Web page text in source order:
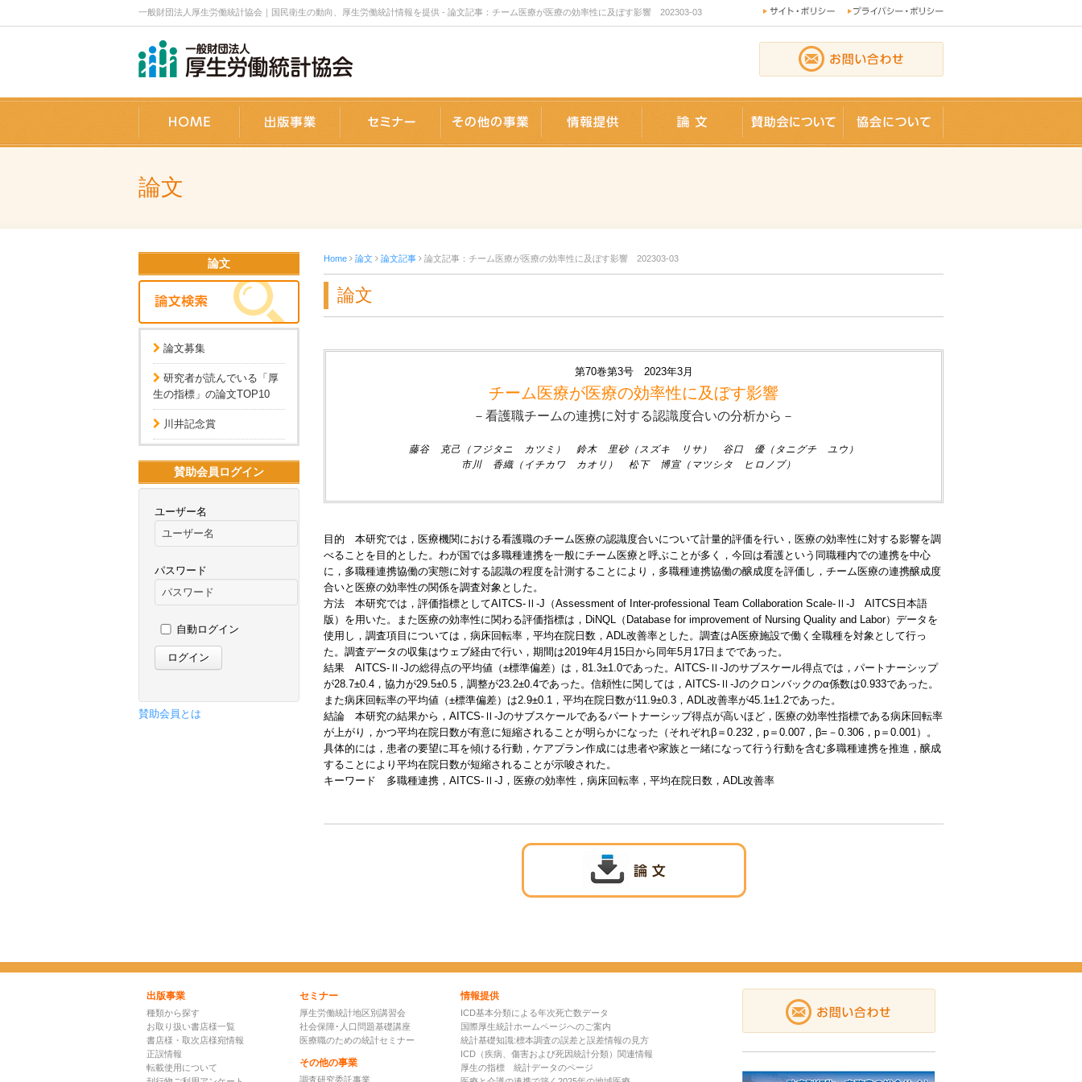
一般財団法人厚生労働統計協会｜国民衛生の動向、厚生労働統計情報を提供 - 論文記事：チーム医療が医療の効率性に及ぼす影響 202303-03
ホーム 出版事業 セミナー 事業内容 情報提供 論文 賛助会員 協会について
論文
論文
論文募集
研究者が読んでいる「厚
生の指標」の論文TOP10
川井記念賞
賛助会員ログイン
ユーザー名
パスワード
自動ログイン
賛助会員とは
Home 論文 論文記事 論文記事：チーム医療が医療の効率性に及ぼす影響 202303-03
論文
第70巻第3号 2023年3月
チーム医療が医療の効率性に及ぼす影響
－看護職チームの連携に対する認識度合いの分析から－
藤谷 克己（フジタニ カツミ） 鈴木 里砂（スズキ リサ） 谷口 優（タニグチ ユウ）
市川 香織（イチカワ カオリ） 松下 博宣（マツシタ ヒロノブ）
目的 本研究では，医療機関における看護職のチーム医療の認識度合いについて計量的評価を行い，医療の効率性に対する影響を調
べることを目的とした。わが国では多職種連携を一般にチーム医療と呼ぶことが多く，今回は看護という同職種内での連携を中心
に，多職種連携協働の実態に対する認識の程度を計測することにより，多職種連携協働の醸成度を評価し，チーム医療の連携醸成度
合いと医療の効率性の関係を調査対象とした。
方法 本研究では，評価指標としてAITCS-Ⅱ-J（Assessment of Inter-professional Team Collaboration Scale-Ⅱ-J AITCS日本語
版）を用いた。また医療の効率性に関わる評価指標は，DiNQL（Database for improvement of Nursing Quality and Labor）データを
使用し，調査項目については，病床回転率，平均在院日数，ADL改善率とした。調査はA医療施設で働く全職種を対象として行っ
た。調査データの収集はウェブ経由で行い，期間は2019年4月15日から同年5月17日までであった。
結果 AITCS-Ⅱ-Jの総得点の平均値（±標準偏差）は，81.3±1.0であった。AITCS-Ⅱ-Jのサブスケール得点では，パートナーシップ
が28.7±0.4，協力が29.5±0.5，調整が23.2±0.4であった。信頼性に関しては，AITCS-Ⅱ-Jのクロンバックのα係数は0.933であった。
また病床回転率の平均値（±標準偏差）は2.9±0.1，平均在院日数が11.9±0.3，ADL改善率が45.1±1.2であった。
結論 本研究の結果から，AITCS-Ⅱ-Jのサブスケールであるパートナーシップ得点が高いほど，医療の効率性指標である病床回転率
が上がり，かつ平均在院日数が有意に短縮されることが明らかになった（それぞれβ＝0.232，p＝0.007，β=－0.306，p＝0.001）。
具体的には，患者の要望に耳を傾ける行動，ケアプラン作成には患者や家族と一緒になって行う行動を含む多職種連携を推進，醸成
することにより平均在院日数が短縮されることが示唆された。
キーワード 多職種連携，AITCS-Ⅱ-J，医療の効率性，病床回転率，平均在院日数，ADL改善率
出版事業
種類から探す
お取り扱い書店様一覧
書店様・取次店様宛情報
正誤情報
転載使用について
セミナー
厚生労働統計地区別講習会
社会保障･人口問題基礎講座
医療職のための統計セミナー
その他の事業
調査研究委託事業
情報提供
ICD基本分類による年次死亡数データ
国際厚生統計ホームページへのご案内
統計基礎知識:標本調査の誤差と誤差情報の見方
ICD（疾病、傷害および死因統計分類）関連情報
厚生の指標 統計データのページ